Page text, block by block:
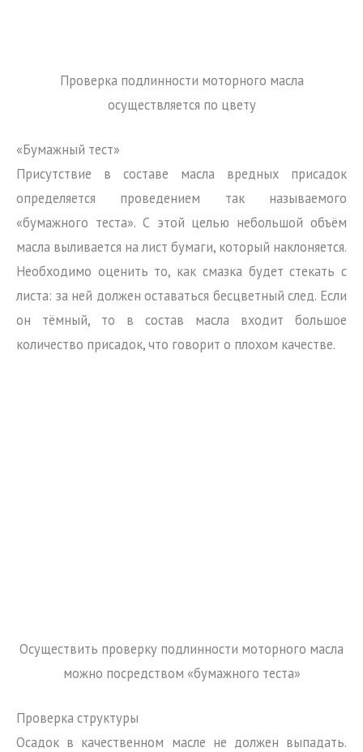
Проверка подлинности моторного масла
осуществляется по цвету
«Бумажный тест»
Присутствие в составе масла вредных присадок
определяется проведением так называемого
«бумажного теста». С этой целью небольшой объём
масла выливается на лист бумаги, который наклоняется.
Необходимо оценить то, как смазка будет стекать с
листа: за ней должен оставаться бесцветный след. Если
он тёмный, то в состав масла входит большое
количество присадок, что говорит о плохом качестве.
Осуществить проверку подлинности моторного масла
можно посредством «бумажного теста»
Проверка структуры
Осадок в качественном масле не должен выпадать.